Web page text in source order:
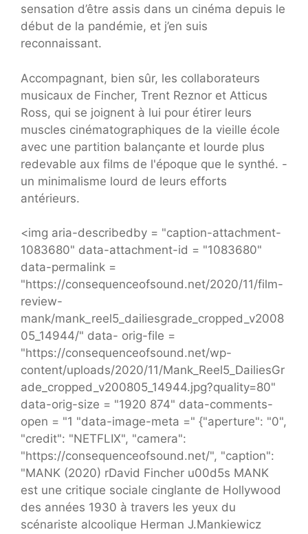
sensation d’être assis dans un cinéma depuis le
début de la pandémie, et j’en suis
reconnaissant.
Accompagnant, bien sûr, les collaborateurs
musicaux de Fincher, Trent Reznor et Atticus
Ross, qui se joignent à lui pour étirer leurs
muscles cinématographiques de la vieille école
avec une partition balançante et lourde plus
redevable aux films de l'époque que le synthé. -
un minimalisme lourd de leurs efforts
antérieurs.
<img aria-describedby = "caption-attachment-
1083680" data-attachment-id = "1083680"
data-permalink =
"https://consequenceofsound.net/2020/11/film-
review-
mank/mank_reel5_dailiesgrade_cropped_v2008
05_14944/" data- orig-file =
"https://consequenceofsound.net/wp-
content/uploads/2020/11/Mank_Reel5_DailiesGr
ade_cropped_v200805_14944.jpg?quality=80"
data-orig-size = "1920 874" data-comments-
open = "1 "data-image-meta =" {"aperture": "0",
"credit": "NETFLIX", "camera":
"https://consequenceofsound.net/", "caption":
"MANK (2020) rDavid Fincher u00d5s MANK
est une critique sociale cinglante de Hollywood
des années 1930 à travers les yeux du
scénariste alcoolique Herman J.Mankiewicz